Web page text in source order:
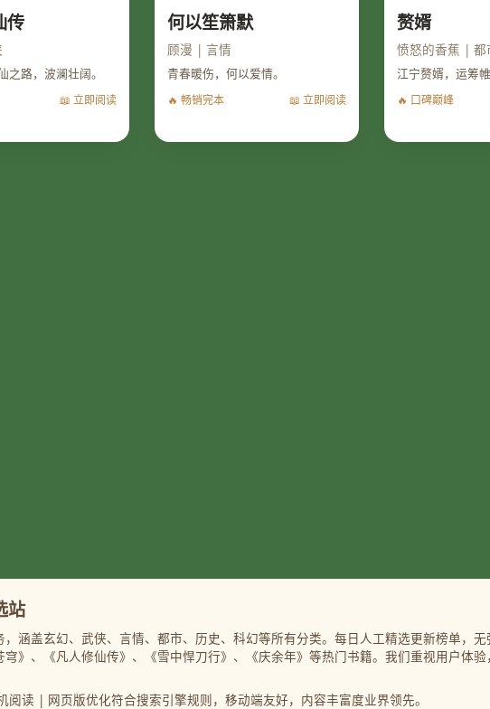
传
之路，波澜壮阔。
📖 立即阅读
何以笙箫默
顾漫 | 言情
青春暖伤，何以爱情。
🔥 畅销完本 📖 立即阅读
赘婿
愤怒的香蕉 | 都
江宁赘婿，运筹
🔥 口碑巅峰
站
涵盖玄幻、武侠、言情、都市、历史、科幻等所有分类。每日人工精选更新榜单，
》、《凡人修仙传》、《雪中悍刀行》、《庆余年》等热门书籍。我们重视用户体
读 | 网页版优化符合搜索引擎规则，移动端友好，内容丰富度业界领先。